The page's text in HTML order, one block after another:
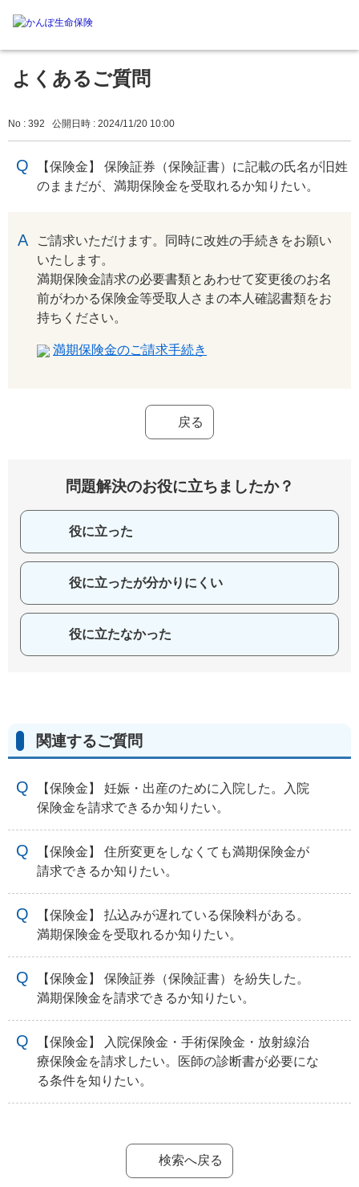
よくあるご質問
No : 392 公開日時 : 2024/11/20 10:00
【保険金】 保険証券（保険証書）に記載の氏名が旧姓
のままだが、満期保険金を受取れるか知りたい。
ご請求いただけます。同時に改姓の手続きをお願い
いたします。
満期保険金請求の必要書類とあわせて変更後のお名
前がわかる保険金等受取人さまの本人確認書類をお
持ちください。
満期保険金のご請求手続き
戻る
問題解決のお役に立ちましたか？
役に立った
役に立ったが分かりにくい
役に立たなかった
関連するご質問
【保険金】 妊娠・出産のために入院した。入院
保険金を請求できるか知りたい。
【保険金】 住所変更をしなくても満期保険金が
請求できるか知りたい。
【保険金】 払込みが遅れている保険料がある。
満期保険金を受取れるか知りたい。
【保険金】 保険証券（保険証書）を紛失した。
満期保険金を請求できるか知りたい。
【保険金】 入院保険金・手術保険金・放射線治
療保険金を請求したい。医師の診断書が必要にな
る条件を知りたい。
検索へ戻る